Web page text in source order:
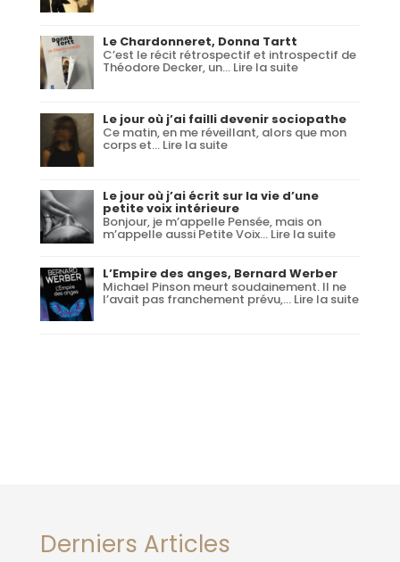
de
Kaboul
Le Chardonneret, Donna Tartt
C’est le récit rétrospectif et introspectif de
Théodore Decker, un… Lire la suite:
Tartt
Le jour où j’ai failli devenir sociopathe
Ce matin, en me réveillant, alors que mon
corps et… Lire la suite:
j’ai
failli
devenir
sociopathe
Le jour où j’ai écrit sur la vie d’une
petite voix intérieure
Bonjour, je m’appelle Pensée, mais on
m’appelle aussi Petite Voix… Lire la suite:
où
j’ai
écrit
sur
L’Empire des anges, Bernard Werber
Michael Pinson meurt soudainement. Il ne
l’avait pas franchement prévu,… Lire la suite:
Derniers Articles